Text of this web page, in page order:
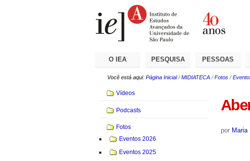
O IEA PESQUISA PESSOAS
Você está aqui: Página Inicial /MIDIATECA /Fotos /
por Maria
Navegação
Vídeos
Podcasts
Fotos
Eventos 2026
Eventos 2025